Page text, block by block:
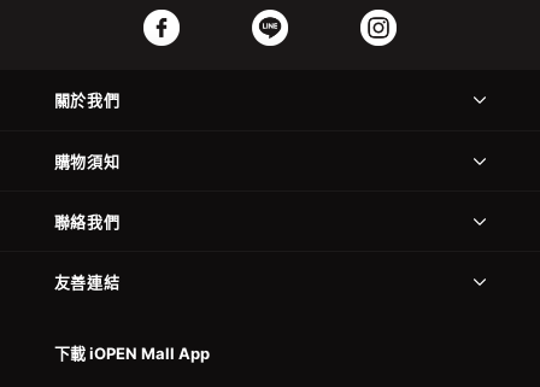
關於我們
購物須知
聯絡我們
友善連結
下載 iOPEN Mall App